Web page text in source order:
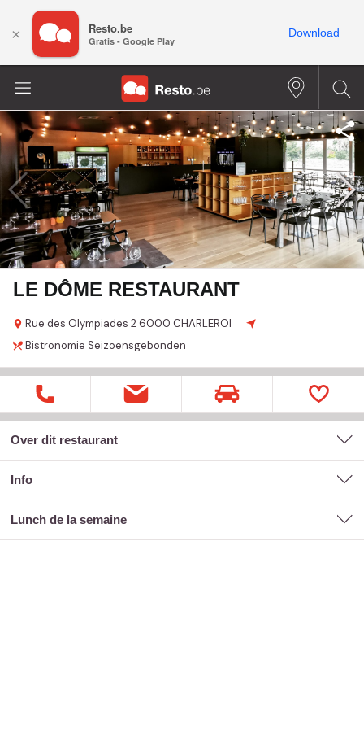
LE DÔME RESTAURANT
Rue des Olympiades 26000 CHARLEROI
Bistronomie Seizoensgebonden
Over dit restaurant
Info
lunch de la semaine
× Resto.be
Gratis - Google Play
Download